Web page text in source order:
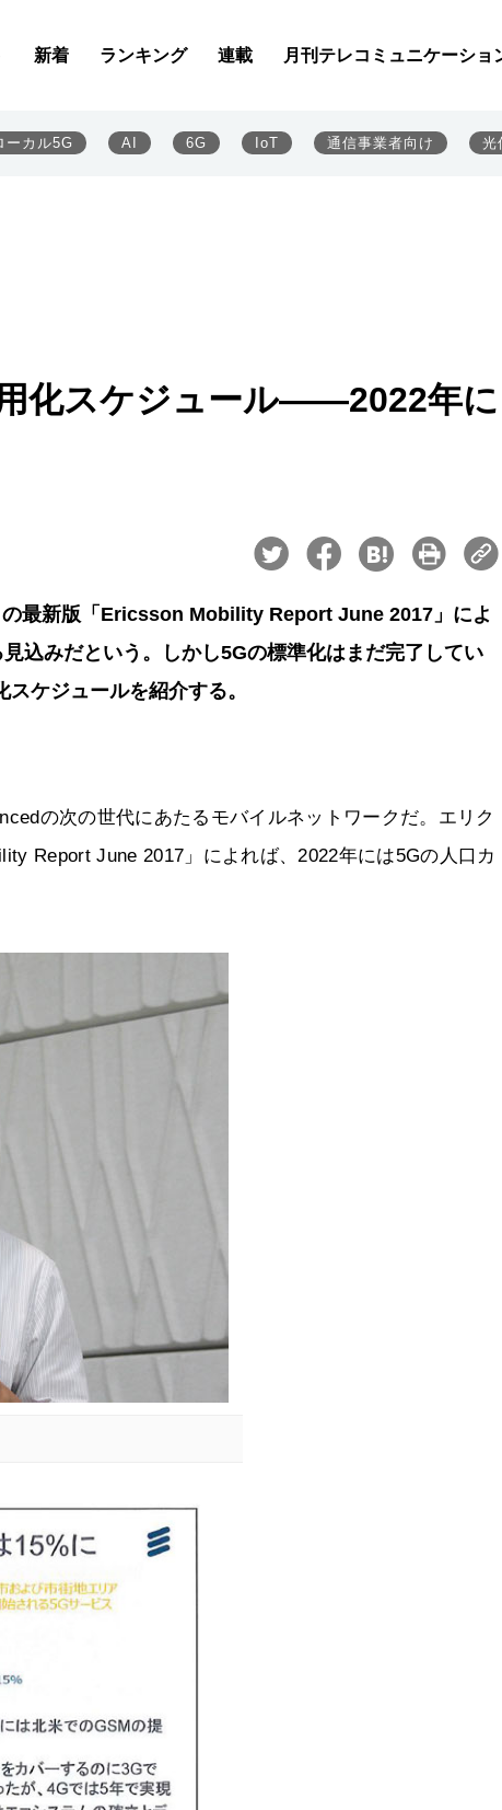
新着 ランキング 連載 月刊テレコミュニケーショ
ーカル5G AI 6G IoT 通信事業者向け 光
用化スケジュール――2022年に
最新版「Ericsson Mobility Report June 2017」によ
込みだという。しかし5Gの標準化はまだ完了してい
ケジュールを紹介する。
の次の世代にあたるモバイルネットワークだ。エリク
Report June 2017」によれば、2022年には5Gの人口カ